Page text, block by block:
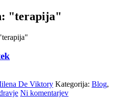
"terapija"
De Viktory Kategorija: Blog,
Ni komentarjev